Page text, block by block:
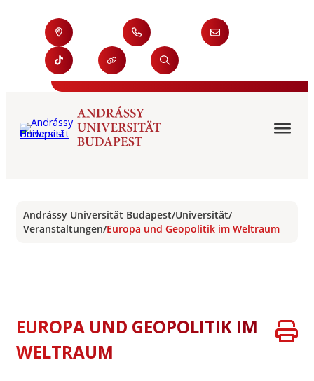
Andrássy Universität Budapest/Universität/
Veranstaltungen/Europa und Geopolitik im Weltraum
EUROPA UND GEOPOLITIK IM
WELTRAUM